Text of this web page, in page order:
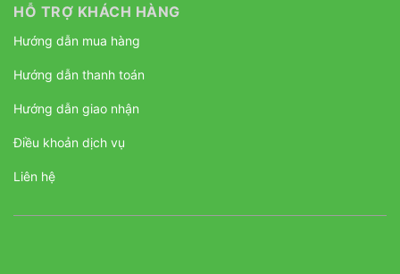
HỖ TRỢ KHÁCH HÀNG
Hướng dẫn mua hàng
Hướng dẫn thanh toán
Hướng dẫn giao nhận
Điều khoản dịch vụ
Liên hệ